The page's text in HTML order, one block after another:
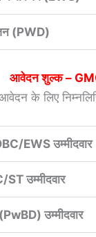
(PWD)
आवेदन शुल्क –
के लिए
EWS उम्मीदवार
ST उम्मीदवार
(PwBD) उम्मीदवार